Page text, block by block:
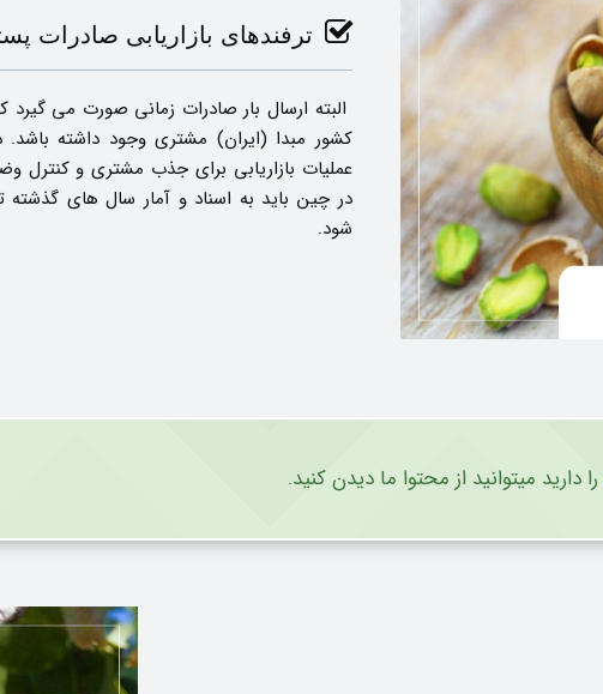
ترفندهای بازاریابی صادرات
البته ارسال بار صادرات زمانی صورت می
کشور مبدا (ایران) مشتری وجود داشته
عملیات بازاریابی برای جذب مشتری و کنترل
در چین باید به اسناد و آمار سال های
شود.
را دارید میتوانید از محتوا ما دیدن کنید.